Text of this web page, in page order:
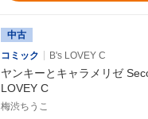
中古
コミック
B's LOVEY C
ヤンキーとキャラメリゼ
LOVEY C
梅渋ちうこ